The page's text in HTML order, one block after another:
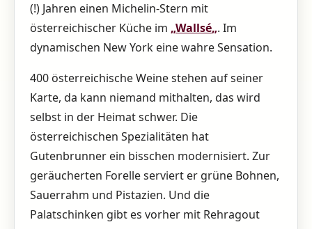
(!) Jahren einen Michelin-Stern mit
österreichischer Küche im „Wallsé„. Im
dynamischen New York eine wahre Sensation.
400 österreichische Weine stehen auf seiner
Karte, da kann niemand mithalten, das wird
selbst in der Heimat schwer. Die
österreichischen Spezialitäten hat
Gutenbrunner ein bisschen modernisiert. Zur
geräucherten Forelle serviert er grüne Bohnen,
Sauerrahm und Pistazien. Und die
Palatschinken gibt es vorher mit Rehragout